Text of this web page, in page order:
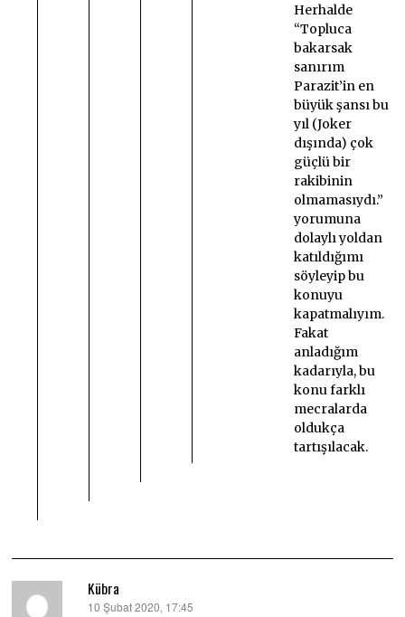
Herhalde
“Topluca
bakarsak
sanırım
Parazit’in en
büyük şansı bu
yıl (Joker
dışında) çok
güçlü bir
rakibinin
olmamasıydı.”
yorumuna
dolaylı yoldan
katıldığımı
söyleyip bu
konuyu
kapatmalıyım.
Fakat
anladığım
kadarıyla, bu
konu farklı
mecralarda
oldukça
tartışılacak.
Kübra
dedi
10 Şubat 2020, 17:45